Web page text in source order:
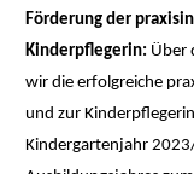
Förderung der
Kinderpflegerin: Über
wir die erfolgreiche
und zur
Kindergartenjahr